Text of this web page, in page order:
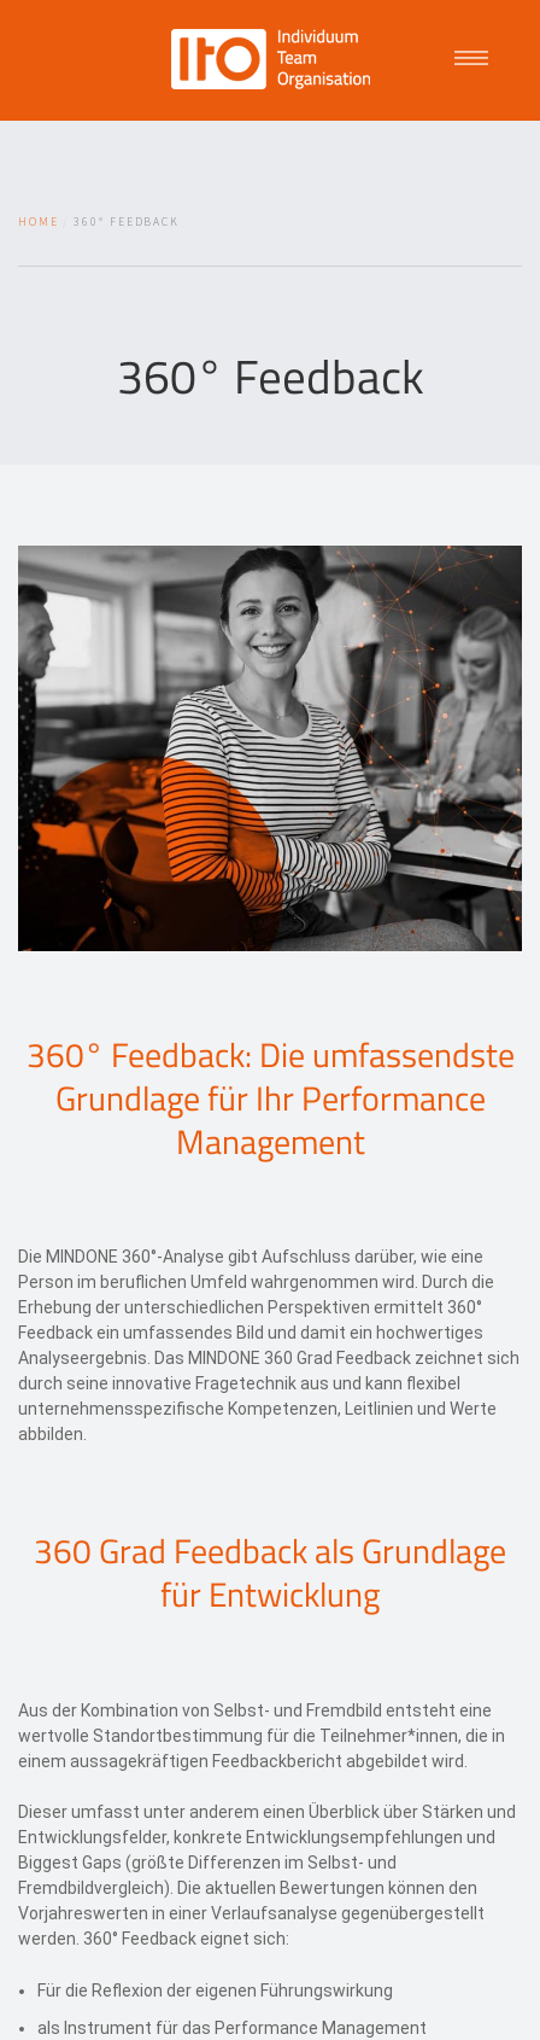
Events
Kontakt
EN
HOME 360° FEEDBACK
360° Feedback
360° Feedback: Die umfassendste
Grundlage für Ihr Performance
Management
Die MINDONE 360°-Analyse gibt Aufschluss darüber, wie eine
Person im beruflichen Umfeld wahrgenommen wird. Durch die
Erhebung der unterschiedlichen Perspektiven ermittelt 360°
Feedback ein umfassendes Bild und damit ein hochwertiges
Analyseergebnis. Das MINDONE 360 Grad Feedback zeichnet sich
durch seine innovative Fragetechnik aus und kann flexibel
unternehmensspezifische Kompetenzen, Leitlinien und Werte
abbilden.
360 Grad Feedback als Grundlage
für Entwicklung
Aus der Kombination von Selbst- und Fremdbild entsteht eine
wertvolle Standortbestimmung für die Teilnehmer*innen, die in
einem aussagekräftigen Feedbackbericht abgebildet wird.
Dieser umfasst unter anderem einen Überblick über Stärken und
Entwicklungsfelder, konkrete Entwicklungsempfehlungen und
Biggest Gaps (größte Differenzen im Selbst- und
Fremdbildvergleich). Die aktuellen Bewertungen können den
Vorjahreswerten in einer Verlaufsanalyse gegenübergestellt
werden. 360° Feedback eignet sich:
Für die Reflexion der eigenen Führungswirkung
als Instrument für das Performance Management